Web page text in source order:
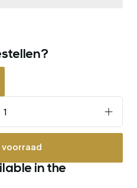
voorraad
in the